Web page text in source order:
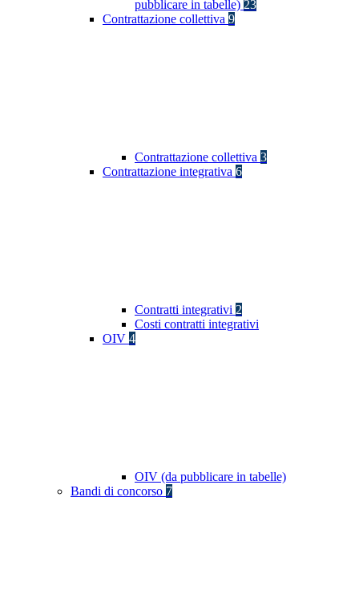
pubblicare in tabelle) 23
Contrattazione collettiva 9
Contrattazione collettiva 3
Contrattazione integrativa 6
Contratti integrativi 2
Costi contratti integrativi
OIV 4
OIV (da pubblicare in tabelle)
Bandi di concorso 7